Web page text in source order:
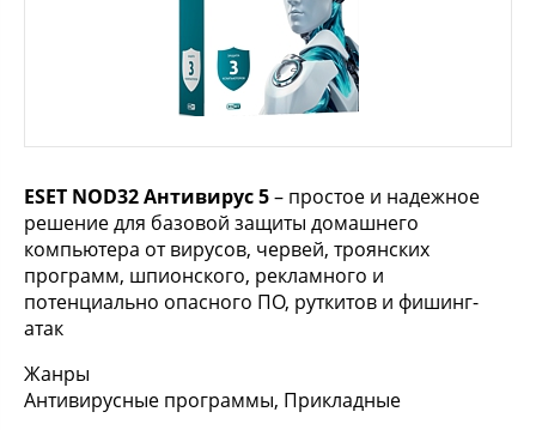
ESET NOD32 Антивирус 5– простое и надежное
решение для базовой защиты домашнего
компьютера от вирусов, червей, троянских
программ, шпионского, рекламного и
потенциально опасного ПО, руткитов и фишинг-
атак
Жанры
Антивирусные программы, Прикладные